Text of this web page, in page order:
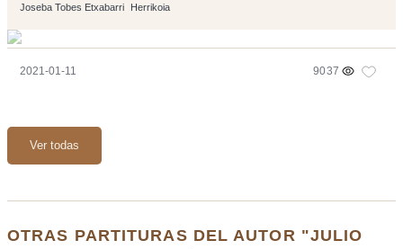
Joseba Tobes Etxabarri Herrikoia
2021-01-11 9037
Ver todas
OTRAS PARTITURAS DEL AUTOR "JULIO